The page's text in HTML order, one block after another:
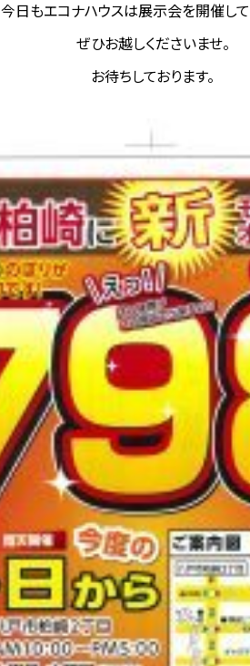
今日もエコナハウスは展示会を開催して
ぜひお越しくださいませ。
お待ちしております。